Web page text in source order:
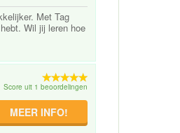
Met Tag
Wil jij leren hoe
Score uit 1 beoordelingen
MEER INFO!